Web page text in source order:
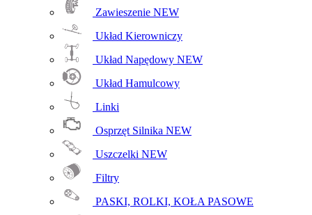
Zawieszenie NEW
Układ Kierowniczy
Układ Napędowy NEW
Układ Hamulcowy
Linki
Osprzęt Silnika NEW
Uszczelki NEW
Filtry
PASKI, ROLKI, KOŁA PASOWE